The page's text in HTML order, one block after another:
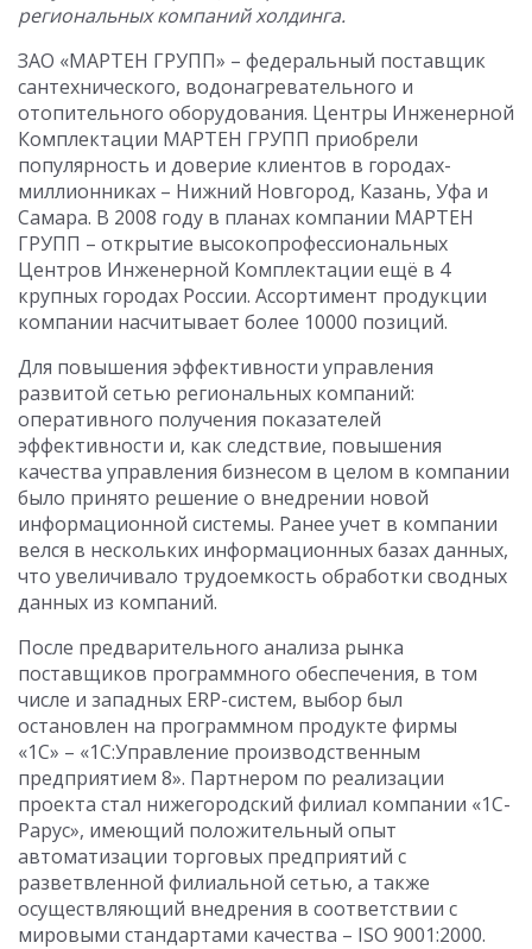
региональных компаний холдинга.
ЗАО «МАРТЕН ГРУПП» – федеральный поставщик
сантехнического, водонагревательного и
отопительного оборудования. Центры Инженерной
Комплектации МАРТЕН ГРУПП приобрели
популярность и доверие клиентов в городах-
миллионниках – Нижний Новгород, Казань, Уфа и
Самара. В 2008 году в планах компании МАРТЕН
ГРУПП – открытие высокопрофессиональных
Центров Инженерной Комплектации ещё в 4
крупных городах России. Ассортимент продукции
компании насчитывает более 10000 позиций.
Для повышения эффективности управления
развитой сетью региональных компаний:
оперативного получения показателей
эффективности и, как следствие, повышения
качества управления бизнесом в целом в компании
было принято решение о внедрении новой
информационной системы. Ранее учет в компании
велся в нескольких информационных базах данных,
что увеличивало трудоемкость обработки сводных
данных из компаний.
После предварительного анализа рынка
поставщиков программного обеспечения, в том
числе и западных ERP-систем, выбор был
остановлен на программном продукте фирмы
«1С» – «1С:Управление производственным
предприятием 8». Партнером по реализации
проекта стал нижегородский филиал компании «1С-
Рарус», имеющий положительный опыт
автоматизации торговых предприятий с
разветвленной филиальной сетью, а также
осуществляющий внедрения в соответствии с
мировыми стандартами качества – ISO 9001:2000.